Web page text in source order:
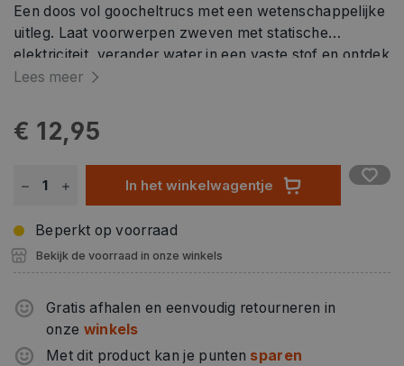
Een doos vol goocheltrucs met een wetenschappelijke
uitleg. Laat voorwerpen zweven met statische
elektriciteit, verander water in een vaste stof en ontdek
wat optische illusie betekent. Inclusief magisch zand
Vanaf 8 jaar.
Lees meer
€ 12,95
In het winkelwagentje
Beperkt op voorraad
Bekijk de voorraad in onze winkels
Gratis afhalen en eenvoudig retourneren in
onze winkels
Met dit product kan je punten sparen